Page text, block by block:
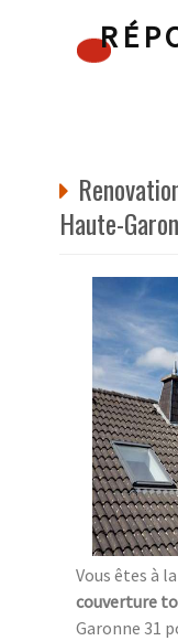
Haute-
Vous êtes à
couverture
Garonne 31